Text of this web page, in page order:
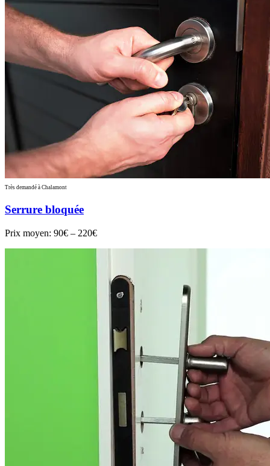
Très demandé à Chalamont
Serrure bloquée
Prix moyen: 90€ – 220€